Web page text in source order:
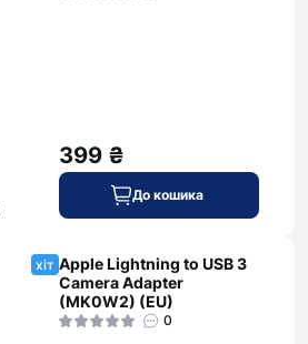
399 ₴
До кошика
хіт Apple Lightning to USB 3
Camera Adapter
(MK0W2) (EU)
0